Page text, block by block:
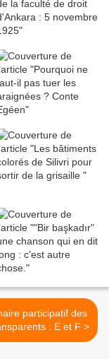
participatif des
mots transparents : E et F >